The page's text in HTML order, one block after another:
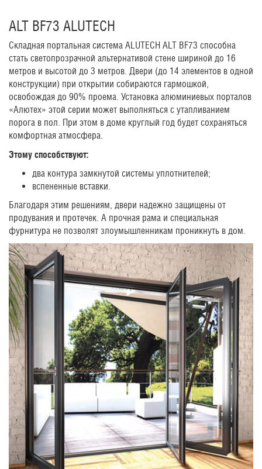
ALT BF73 ALUTECH
Складная портальная система ALUTECH ALT BF73 способна
стать светопрозрачной альтернативой стене шириной до 16
метров и высотой до 3 метров. Двери (до 14 элементов в одной
конструкции) при открытии собираются гармошкой,
освобождая до 90% проема. Установка алюминиевых порталов
«Алютех» этой серии может выполняться с утапливанием
порога в пол. При этом в доме круглый год будет сохраняться
комфортная атмосфера.
Этому способствуют:
два контура замкнутой системы уплотнителей;
вспененные вставки.
Благодаря этим решениям, двери надежно защищены от
продувания и протечек. А прочная рама и специальная
фурнитура не позволят злоумышленникам проникнуть в дом.